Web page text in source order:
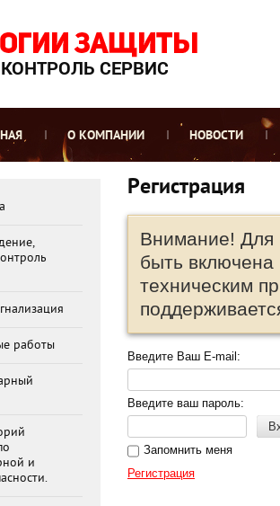
СЕРВИС
О КОМПАНИИ НОВОСТИ
Регистрация
Внимание! Для
быть включена
техническим
Введите Ваш E-mail:
Введите ваш пароль:
Запомнить меня
Регистрация
работы
и